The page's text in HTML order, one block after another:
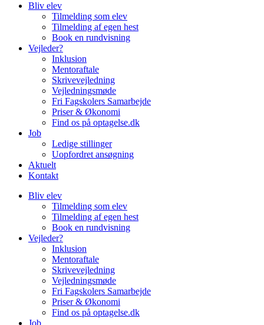
Bliv elev
Tilmelding som elev
Tilmelding af egen hest
Book en rundvisning
Vejleder?
Inklusion
Mentoraftale
Skrivevejledning
Vejledningsmøde
Fri Fagskolers Samarbejde
Priser & Økonomi
Find os på optagelse.dk
Job
Ledige stillinger
Uopfordret ansøgning
Aktuelt
Kontakt
Bliv elev
Tilmelding som elev
Tilmelding af egen hest
Book en rundvisning
Vejleder?
Inklusion
Mentoraftale
Skrivevejledning
Vejledningsmøde
Fri Fagskolers Samarbejde
Priser & Økonomi
Find os på optagelse.dk
Job